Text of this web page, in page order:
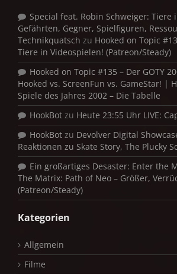
Special feat. Robin Schweiger: Tiere
Gefährten, Gegner, Spielfiguren,
Technikquatsch zu Hooked on Topic
Tiere in Videospielen! (Patreon/Steady)
Hooked on Topic #135 – Der GOTY
Hooked vs. ScreenFun vs. GameStar! |
Spiele des Jahres 2002 – Die Tabelle
HookBot zu Heute 23:55 Uhr LIVE:
HookBot zu Devolver Digital
Reaktionen zu Skate Story, The Plucky
Ein großartiges Desaster: Enter the
The Matrix: Path of Neo – Größer,
(Patreon/Steady)
Kategorien
Allgemein
Filme